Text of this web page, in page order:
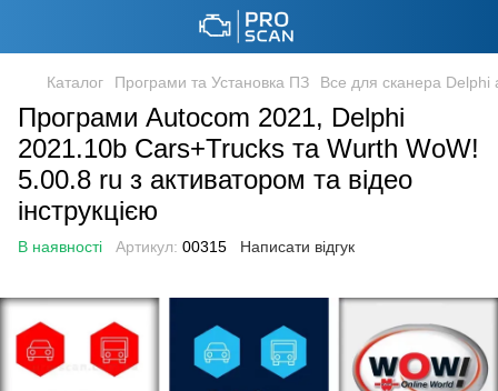
Каталог Програми та Установка ПЗ Все для сканера Delphi
Програми Autocom 2021, Delphi
2021.10b Cars+Trucks та Wurth WoW!
5.00.8 ru з активатором та відео
інструкцією
В наявності Артикул: 00315 Написати відгук